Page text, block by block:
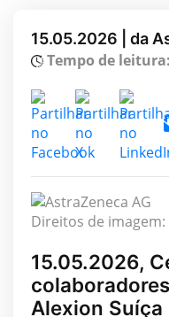
15.05.2026 | da
Tempo de leitura:
Direitos de imagem:
15.05.2026,
Alexion Suíça